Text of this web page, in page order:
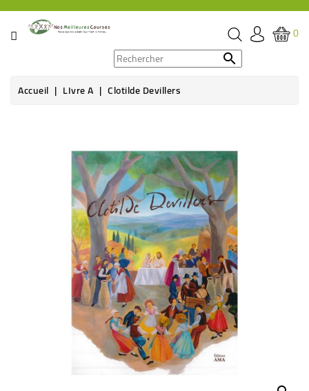
CATÉGORIE
ÉPICERIE
0

Accueil LIvre A Clotilde Devillers